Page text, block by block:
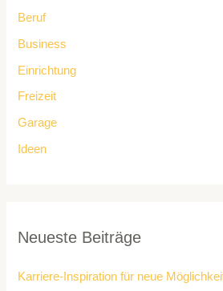
Beruf
Business
Einrichtung
Freizeit
Garage
Ideen
Neueste Beiträge
Karriere-Inspiration für neue